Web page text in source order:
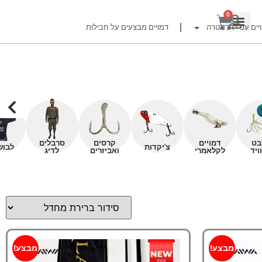
0
עפ"י דג מטרה דמויים מבצעים על חבילות
דמויים
לקלאמרי
צ'יקדות
קרסים
ואביזרים
סרבלים
לדיג
מבצע! מבצע!